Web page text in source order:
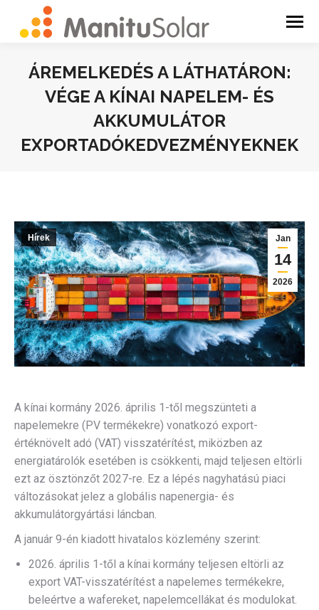
ÁREMELKEDÉS A LÁTHATÁRON:
VÉGE A KÍNAI NAPELEM- ÉS
AKKUMULÁTOR
EXPORTADÓKEDVEZMÉNYEKNEK
Jan
14
2026
Hírek
A kínai kormány 2026. április 1-től megszünteti a
napelemekre (PV termékekre) vonatkozó export-
értéknövelt adó (VAT) visszatérítést, miközben az
energiatárolók esetében is csökkenti, majd teljesen eltörli
ezt az ösztönzőt 2027-re. Ez a lépés nagyhatású piaci
változásokat jelez a globális napenergia- és
akkumulátorgyártási láncban.
A január 9-én kiadott hivatalos közlemény szerint:
2026. április 1-től a kínai kormány teljesen eltörli az
export VAT-visszatérítést a napelemes termékekre,
beleértve a wafereket, napelemcellákat és modulokat.